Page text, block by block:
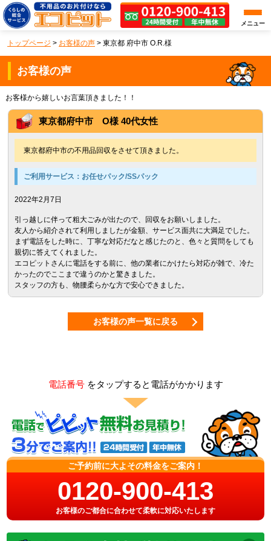
メニュー
トップページ > お客様の声 > 東京都 府中市 O.R.様
お客様の声
お客様から嬉しいお言葉頂きました！！
東京都府中市 O様 40代女性
東京都府中市の不用品回収をさせて頂きました。
ご利用サービス： お任せパック/SSパック
2022年2月7日
引っ越しに伴って粗大ごみが出たので、回収をお願いしました。
友人から紹介されて利用しましたが金額、サービス面共に大満足でした。
まず電話をした時に、丁寧な対応だなと感じたのと、色々と質問をしても
親切に答えてくれました。
エコピットさんに電話をする前に、他の業者にかけたら対応が雑で、冷た
かったのでここまで違うのかと驚きました。
スタッフの方も、物腰柔らかな方で安心できました。
お客様の声一覧に戻る
電話番号をタップすると電話がかかります
ご予約前に大よその料金をご案内！
0120-900-413
お客様のご都合に合わせて柔軟に対応いたします